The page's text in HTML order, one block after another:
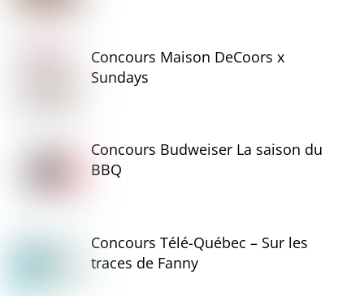
Concours Maison DeCoors x
Sundays
Concours Budweiser La saison du
BBQ
Concours Télé-Québec – Sur les
traces de Fanny